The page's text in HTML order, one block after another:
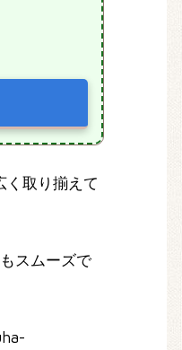
く取り揃えて
スムーズで